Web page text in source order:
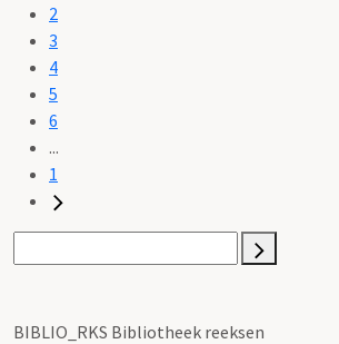
2
3
4
5
6
...
1
BIBLIO_RKS Bibliotheek reeksen